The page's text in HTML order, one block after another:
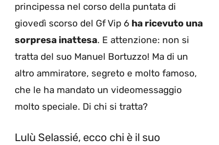
principessa nel corso della puntata di
giovedì scorso del Gf Vip 6 ha ricevuto una
sorpresa inattesa. E attenzione: non si
tratta del suo Manuel Bortuzzo! Ma di un
altro ammiratore, segreto e molto famoso,
che le ha mandato un videomessaggio
molto speciale. Di chi si tratta?
Lulù Selassié, ecco chi è il suo